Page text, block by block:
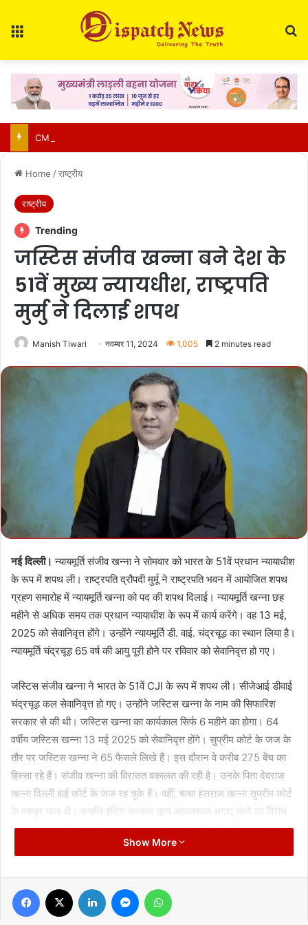
Home /राष्ट्रीय
राष्ट्रीय
Trending
जस्टिस संजीव खन्ना बने देश के
51वें मुख्य न्यायधीश, राष्ट्रपति
मुर्मु ने दिलाई शपथ
Manish Tiwari नवम्बर 11, 2024 1,005 2 minutes read
नई दिल्ली। न्यायमूर्ति संजीव खन्ना ने सोमवार को भारत के 51वें प्रधान न्यायाधीश
के रूप में शपथ ली। राष्ट्रपति द्रौपदी मुर्मू ने राष्ट्रपति भवन में आयोजित शपथ
ग्रहण समारोह में न्यायमूर्ति खन्ना को पद की शपथ दिलाई। न्यायमूर्ति खन्ना छह
महीने से अधिक समय तक प्रधान न्यायाधीश के रूप में कार्य करेंगे। वह 13 मई,
2025 को सेवानिवृत्त होंगे। उन्होंने न्यायमूर्ति डी. वाई. चंद्रचूड़ का स्थान लिया है।
न्यायमूर्ति चंद्रचूड़ 65 वर्ष की आयु पूरी होने पर रविवार को सेवानिवृत्त हो गए।
जस्टिस संजीव खन्ना ने भारत के 51वें CJI के रूप में शपथ ली। सीजेआई डीवाई
चंद्रचूड़ कल सेवानिवृत्त हो गए। उन्होंने जस्टिस खन्ना के नाम की सिफारिश
सरकार से की थी। जस्टिस खन्ना का कार्यकाल सिर्फ 6 महीने का होगा। 64
वर्षीय जस्टिस खन्ना 13 मई 2025 को सेवानिवृत्त होंगे। सुप्रीम कोर्ट के जज के
तौर पर जस्टिस खन्ना ने 65 फैसले लिखे हैं। इस दौरान वे करीब 275 बेंच का
हिस्सा रहे हैं। संजीव खन्ना की विरासत वकालत की रही है। उनके पिता देवराज
खन्ना दिल्ली हाई कोर्ट के जज रह चुके हैं। वहीं, चाचा हंसराज खन्ना सुप्रीम कोर्ट
के मशहूर जज थे। उन्होंने इंदिरा सरकार द्वारा आपातकाल लगाए जाने का विरोध
किया था। उन्होंने राजनीतिक विरोधियों को बिना सुनवाई के जेल में डालने पर भी
लेकिन जस्टिस एमएच बेग को सीजेआई बना दिया गया। इसके विरोध में उन्होंने
सुप्रीम कोर्ट से इस्तीफा दे दिया। इंदिरा सरकार गिरने के बाद चौधरी चरण सिंह की
Show More
Facebook LinkedIn Messenger